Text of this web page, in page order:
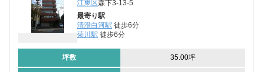
江東区森下3-13-5
最寄り駅
清澄白河駅 徒歩6分
菊川駅 徒歩6分
坪数 35.00坪